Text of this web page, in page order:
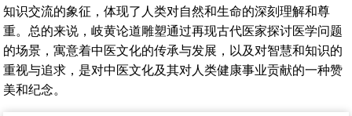
知识交流的象征，体现了人类对自然和生命的深刻理解和尊
重。总的来说，岐黄论道雕塑通过再现古代医家探讨医学问题
的场景，寓意着中医文化的传承与发展，以及对智慧和知识的
重视与追求，是对中医文化及其对人类健康事业贡献的一种赞
美和纪念‌。